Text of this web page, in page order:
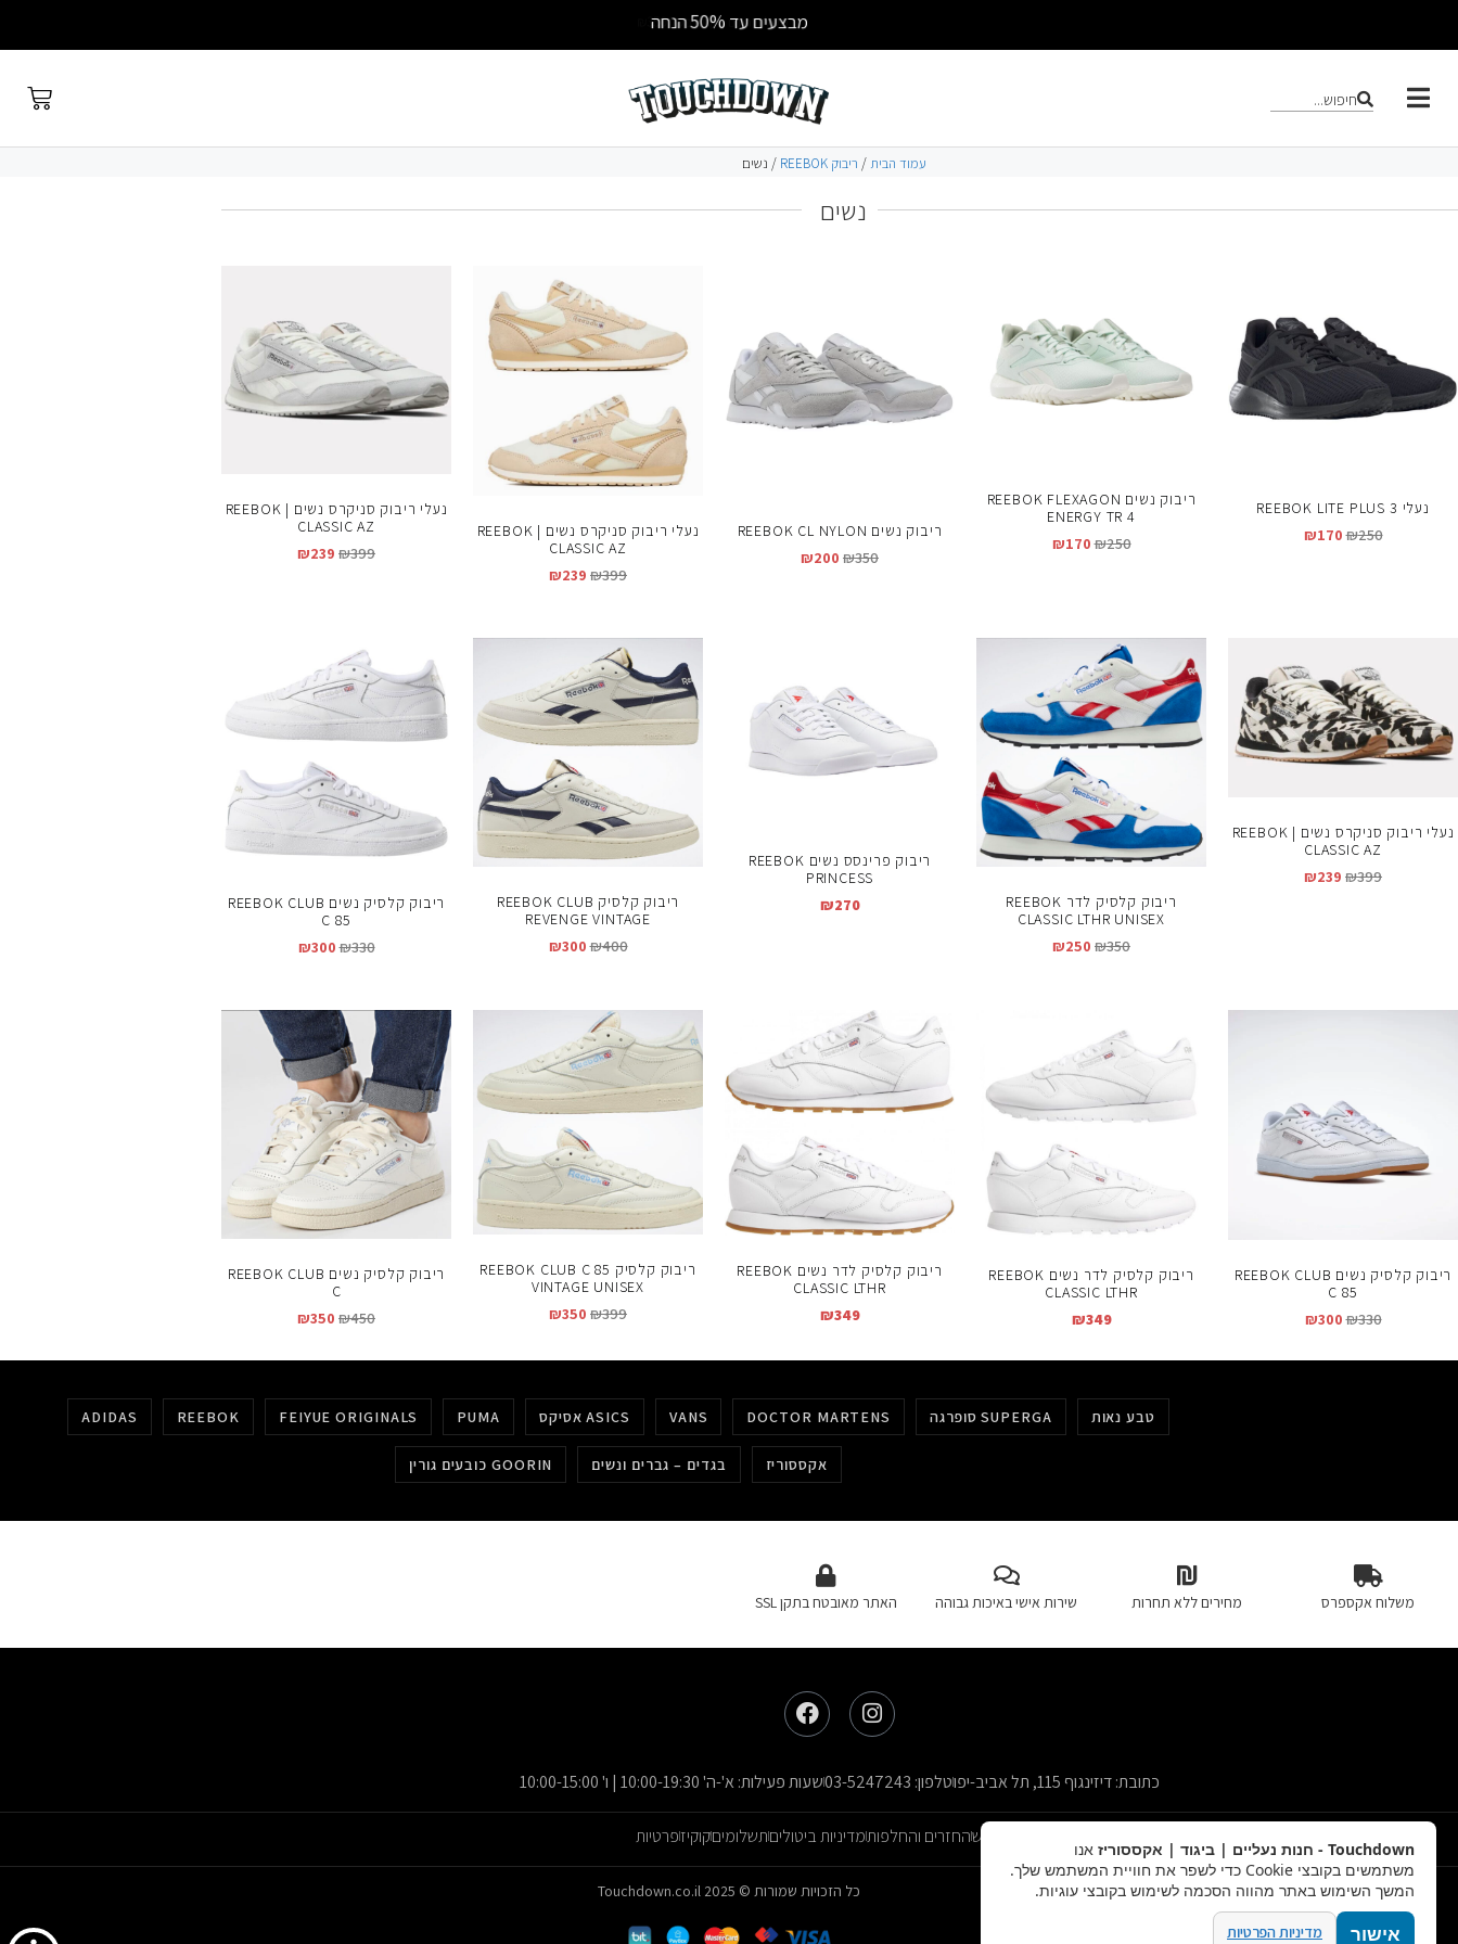
מבצעים עד 50% הנחה
חיפוש...
עמוד הבית/ ריבוק REEBOK / נשים
נשים
נעלי REEBOK LITE PLUS 3
₪250
₪170
ריבוק נשים REEBOK FLEXAGON
ENERGY TR 4
₪250
₪170
ריבוק נשים REEBOK CL NYLON
₪350
₪200
נעלי ריבוק סניקרס נשים | REEBOK
CLASSIC AZ
₪399
₪239
נעלי ריבוק סניקרס נשים | REEBOK
CLASSIC AZ
₪399
₪239
נעלי ריבוק סניקרס נשים | REEBOK
CLASSIC AZ
₪399
₪239
ריבוק קלסיק לדר REEBOK
CLASSIC LTHR UNISEX
₪350
₪250
ריבוק פרינסס נשים REEBOK
PRINCESS
₪270
ריבוק קלסיק REEBOK CLUB
REVENGE VINTAGE
₪400
₪300
ריבוק קלסיק נשים REEBOK CLUB
C 85
₪330
₪300
ריבוק קלסיק נשים REEBOK CLUB
C 85
₪330
₪300
ריבוק קלסיק לדר נשים REEBOK
CLASSIC LTHR
₪349
ריבוק קלסיק לדר נשים REEBOK
CLASSIC LTHR
₪349
ריבוק קלסיק REEBOK CLUB C 85
VINTAGE UNISEX
₪399
₪350
ריבוק קלסיק נשים REEBOK CLUB
C
₪450
₪350
ADIDAS REEBOK FEIYUE ORIGINALS PUMA אסיקס ASICS VANS DOCTOR MARTENS סופרגה SUPERGA טבע נאות
כובעים גורין GOORIN בגדים – גברים ונשים אקססוריז
משלוח אקספרס מחירים ללא תחרות שירות אישי באיכות גבוהה האתר מאובטח בתקן SSL
כתובת: דיזינגוף 115, תל אביב-יפו טלפון: 03-5247243 שעות פעילות: א'-ה' 10:00-19:30 | ו' 10:00-15:00
תנאי שימושהחזרים והחלפותמדיניות ביטוליםתשלומיםקוקיזפרטיות
כל הזכויות שמורות © 2025 Touchdown.co.il
Touchdown - חנות נעליים | ביגוד | אקססוריז
אנו
משתמשים בקובצי Cookie כדי לשפר את חוויית המשתמש שלך.
המשך השימוש באתר מהווה הסכמה לשימוש בקובצי עוגיות.
אישור מדיניות הפרטיות